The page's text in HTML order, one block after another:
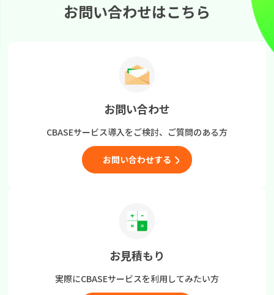
お問い合わせはこちら
お問い合わせ
CBASEサービス導入をご検討、 ご質問のある方
お問い合わせする
お見積もり
実際にCBASEサービスを利用してみたい方